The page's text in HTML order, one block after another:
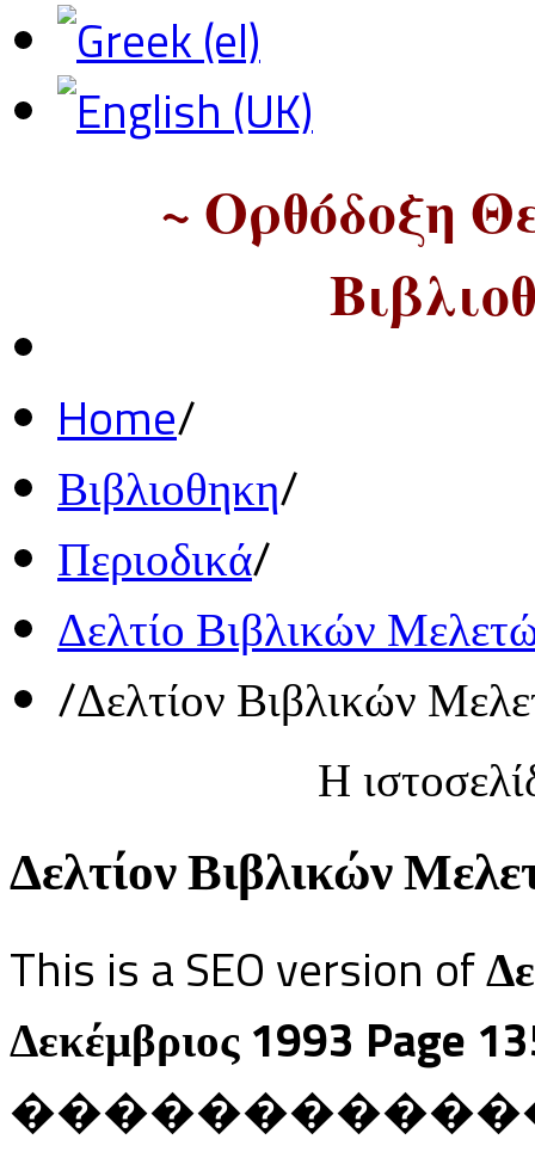
~ Ορθόδοξη
Home/
Βιβλιοθηκη/
Περιοδικά/
Δελτίο Βιβλικών
/Δελτίον Βιβλικών
Η
Δελτίον Βιβλικών
This is a SEO version of
Δεκέμβριος 1993 Page
������������